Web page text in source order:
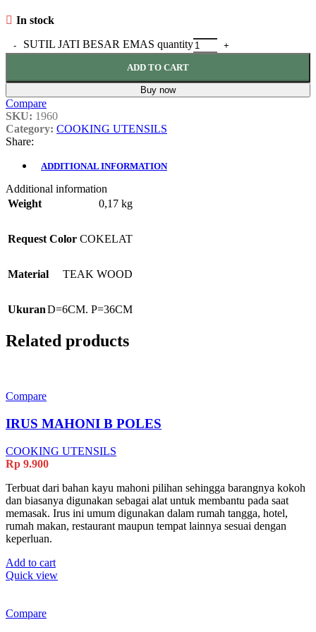
In stock
SUTIL JATI BESAR EMAS quantity
ADD TO CART
Buy now
Compare
SKU: 1960
Category: COOKING UTENSILS
Share:
ADDITIONAL INFORMATION
Additional information
Weight
0,17 kg
Request Color COKELAT
Material TEAK WOOD
UkuranD=6CM. P=36CM
Related products
Compare
IRUS MAHONI B POLES
COOKING UTENSILS
Rp 9.900
Terbuat dari bahan kayu mahoni pilihan sehingga barangnya kokoh
dan biasanya digunakan sebagai alat untuk membantu pada saat
memasak. Irus ini umum digunakan dalam rumah tangga, hotel,
rumah makan, restaurant maupun tempat lainnya sesuai dengan
keperluan.
Add to cart
Quick view
Compare